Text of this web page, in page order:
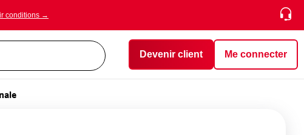
conditions →
Devenir client Me connecter